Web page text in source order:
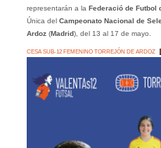
representarán a la Federació de Futbol
Única del Campeonato Nacional de
Ardoz(Madrid), del 13 al 17 de mayo.
CESA SUB-12 FEMENINO TORREJÓN DE ARDOZ